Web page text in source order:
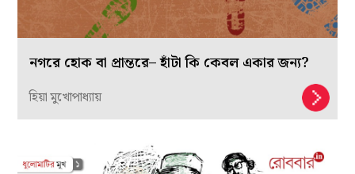
নগরে হোক বা প্রান্তরে– হাঁটা কি কেবল একার জন্য?
হিয়া মুখোপাধ্যায়